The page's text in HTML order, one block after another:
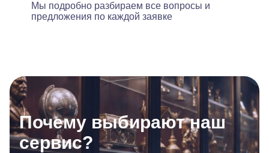
Мы подробно разбираем все вопросы и
предложения по каждой заявке
Почему выбирают наш
сервис?